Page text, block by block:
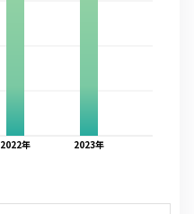
2022年 2023年